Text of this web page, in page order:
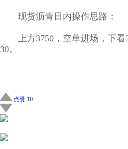
现货沥青日内操作思路：
上方3750，空单进场，下看
30。
点赞 10